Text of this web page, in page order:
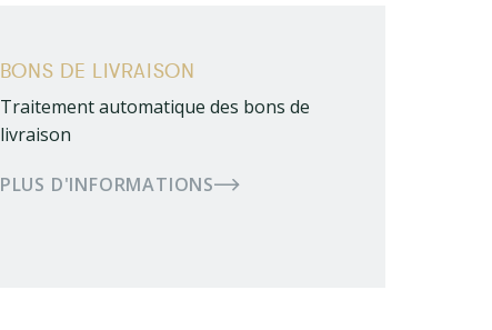
BONS DE LIVRAISON
Traitement automatique des bons de
livraison
PLUS D'INFORMATIONS